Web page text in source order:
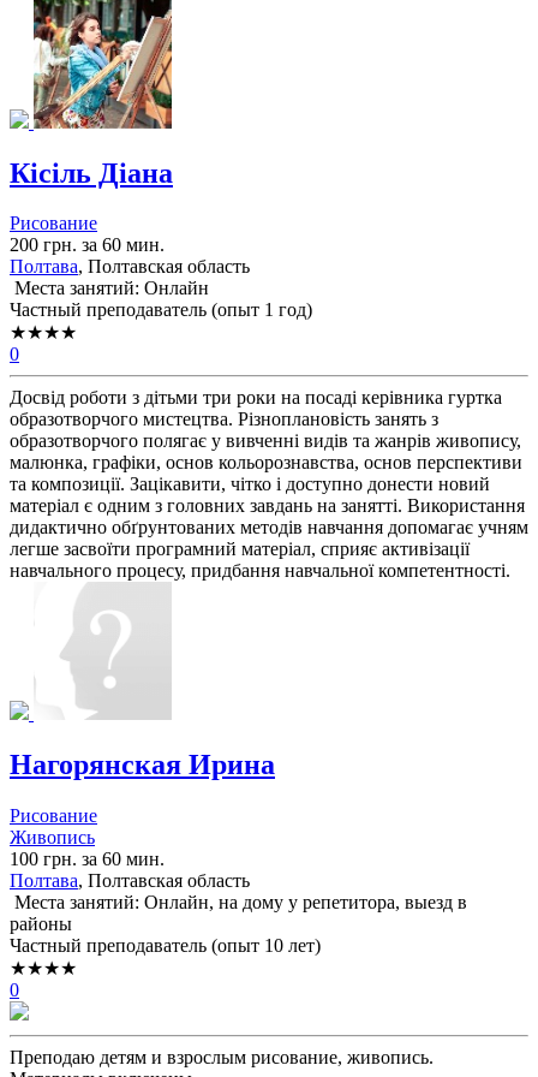
Кісіль Діана
Рисование
200 грн. за 60 мин.
Полтава, Полтавская область
Места занятий: Онлайн
Частный преподаватель (опыт 1 год)
★★★★
0
Досвід роботи з дітьми три роки на посаді керівника гуртка
образотворчого мистецтва. Різноплановість занять з
образотворчого полягає у вивченні видів та жанрів живопису,
малюнка, графіки, основ кольорознавства, основ перспективи
та композиції. Зацікавити, чітко і доступно донести новий
матеріал є одним з головних завдань на занятті. Використання
дидактично обґрунтованих методів навчання допомагає учням
легше засвоїти програмний матеріал, сприяє активізації
навчального процесу, придбання навчальної компетентності.
Нагорянская Ирина
Рисование
Живопись
100 грн. за 60 мин.
Полтава, Полтавская область
Места занятий: Онлайн, на дому у репетитора, выезд в
районы
Частный преподаватель (опыт 10 лет)
★★★★
0
Преподаю детям и взрослым рисование, живопись.